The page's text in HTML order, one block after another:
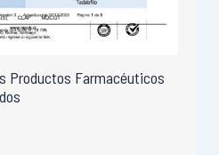
Productos Farmacéuticos